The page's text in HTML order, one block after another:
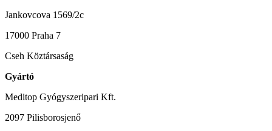
Jankovcova 1569/2c
17000 Praha 7
Cseh Köztársaság
Gyártó
Meditop Gyógyszeripari Kft.
2097 Pilisborosjenő